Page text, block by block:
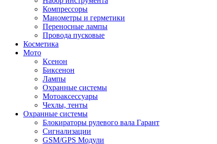
Компрессоры
Манометры и герметики
Переносные лампы
Провода пусковые
Косметика
Мото
Ксенон
Биксенон
Лампы
Охранные системы
Мотоаксессуары
Чехлы, тенты
Охранные системы
Блокираторы рулевого вала Гарант
Сигнализации
GSM/GPS Модули